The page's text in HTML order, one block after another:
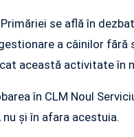
se află în
a câinilor
această activitate în
în CLM Noul
nu și în afara acestuia.